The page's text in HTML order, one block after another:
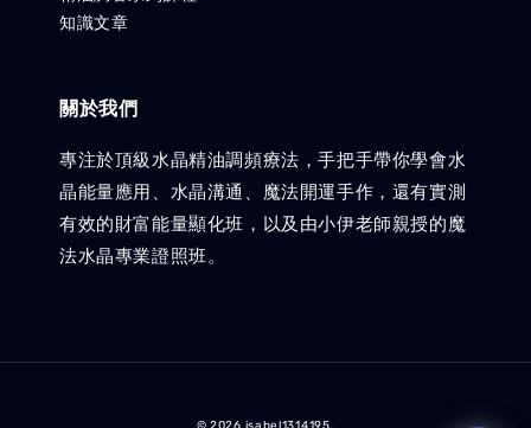
知識文章
關於我們
專注於頂級水晶精油調頻療法，手把手帶你學會水
晶能量應用、水晶溝通、魔法開運手作，還有實測
有效的財富能量顯化班，以及由小伊老師親授的魔
法水晶專業證照班。